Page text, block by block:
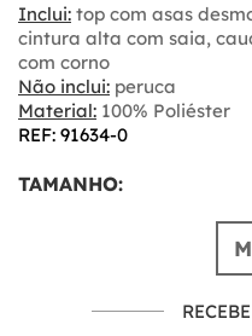
Inclui: top com asas
cintura alta com saia,
com corno
Não inclui: peruca
Material: 100% Poliéster
REF: 91634-0
TAMANHO:
M